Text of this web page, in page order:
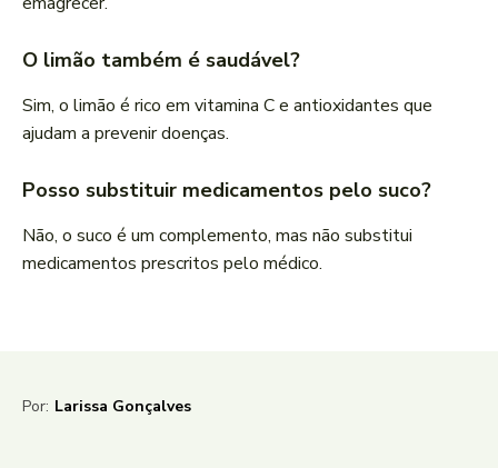
O limão também é saudável?
Sim, o limão é rico em vitamina C e antioxidantes que
ajudam a prevenir doenças.
Posso substituir medicamentos pelo suco?
Não, o suco é um complemento, mas não substitui
medicamentos prescritos pelo médico.
Por: Larissa Gonçalves